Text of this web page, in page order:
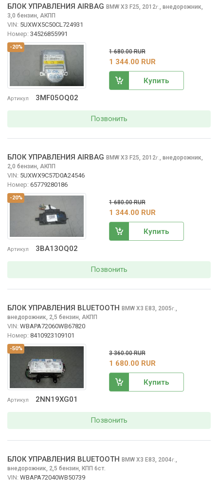
-20%
Артикул 3MF05OQ02
БЛОК УПРАВЛЕНИЯ AIRBAG BMW X3 F25, 2012г., внедорожник,
3,0 бензин, АКПП
VIN: 5UXWX5C50CL724931
Номер: 34526855991
1 680.00 RUR
1 344.00 RUR
Купить
Позвонить
-20%
Артикул 3BA13OQ02
БЛОК УПРАВЛЕНИЯ AIRBAG BMW X3 F25, 2012г., внедорожник,
2,0 бензин, АКПП
VIN: 5UXWX9C57D0A24546
Номер: 65779280186
1 680.00 RUR
1 344.00 RUR
Купить
Позвонить
-50%
Артикул 2NN19XG01
БЛОК УПРАВЛЕНИЯ BLUETOOTH BMW X3 E83, 2005г.,
внедорожник, 2,5 бензин, АКПП
VIN: WBAPA72060WB67820
Номер: 8410923109101
3 360.00 RUR
1 680.00 RUR
Купить
Позвонить
БЛОК УПРАВЛЕНИЯ BLUETOOTH BMW X3 E83, 2004г.
внедорожник, 2,5 бензин, КПП 6ст.
VIN: WBAPA72040WB50739